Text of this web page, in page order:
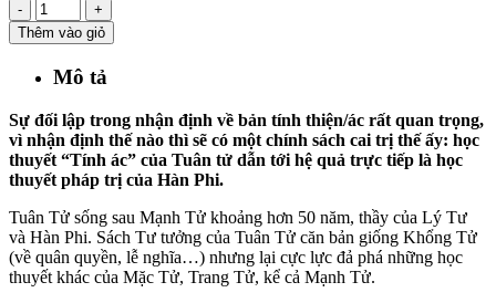
-
+
Thêm vào giỏ
Mô tả
Sự đối lập trong nhận định về bản tính thiện/ác rất quan trọng,
vì nhận định thế nào thì sẽ có một chính sách cai trị thế ấy: học
thuyết “Tính ác” của Tuân tử dẫn tới hệ quả trực tiếp là học
thuyết pháp trị của Hàn Phi.
Tuân Tử sống sau Mạnh Tử khoảng hơn 50 năm, thầy của Lý Tư
và Hàn Phi. Sách Tư tưởng của Tuân Tử căn bản giống Khổng Tử
(về quân quyền, lễ nghĩa…) nhưng lại cực lực đả phá những học
thuyết khác của Mặc Tử, Trang Tử, kể cả Mạnh Tử.